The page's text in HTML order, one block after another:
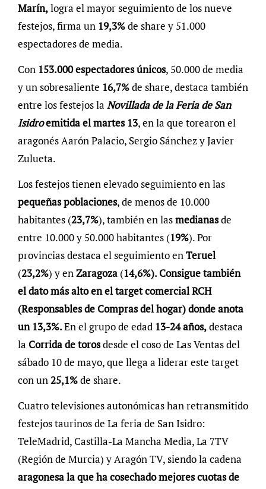
Marín,logra el mayor seguimiento de los nueve
festejos, firma un 19,3%de share y 51.000
espectadores de media.
Con 153.000 espectadores únicos, 50.000 de media
y un sobresaliente 16,7%de share, destaca también
entre los festejos la Novillada de la Feria de San
Isidroemitida el martes 13, en la que torearon el
aragonés Aarón Palacio, Sergio Sánchez y Javier
Zulueta.
Los festejos tienen elevado seguimiento en las
pequeñas poblaciones, de menos de 10.000
habitantes (23,7%), también en lasmedianasde
entre 10.000 y 50.000 habitantes (19%). Por
provincias destaca el seguimiento enTeruel
(23,2%) y enZaragoza(14,6%). Consigue también
el dato más alto en el target comercial RCH
(Responsables de Compras del hogar) donde anota
un 13,3%.En el grupo de edad 13-24 años,destaca
la Corrida de torosdesde el coso de Las Ventas del
sábado 10 de mayo, que llega a liderar este target
con un25,1%de share.
Cuatro televisiones autonómicas han retransmitido
festejos taurinos de La feria de San Isidro:
TeleMadrid, Castilla-La Mancha Media, La 7TV
(Región de Murcia) y Aragón TV, siendo la cadena
aragonesa la que ha cosechado mejores cuotas de